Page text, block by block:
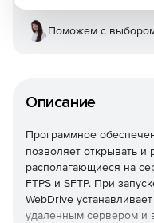
Описание
Программное
позволяет открывать и
располагающиеся на
FTPS и SFTP. При
WebDrive
удаленным сервером и
Поможем с